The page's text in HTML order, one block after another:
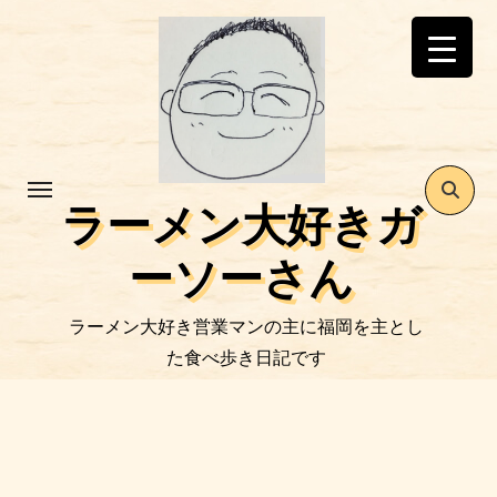
ラーメン大好きガ
ーソーさん
ラーメン大好き営業マンの主に福岡を主とし
た食べ歩き日記です